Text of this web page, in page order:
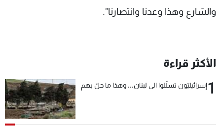
والشارع وهذا وعدنا وانتصارنا".
الأكثر قراءة
1إسرائيليّون تسلّلوا الى لبنان... وهذا ما حلّ بهم